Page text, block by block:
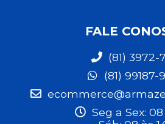
FALE
(81) 3972-
(81) 99187-
Seg a Sex: 08